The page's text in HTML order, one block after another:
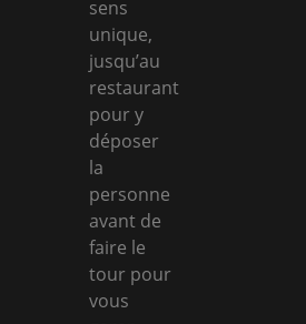
sens
unique,
jusqu’au
restaurant
pour y
déposer
la
personne
avant de
faire le
tour pour
vous